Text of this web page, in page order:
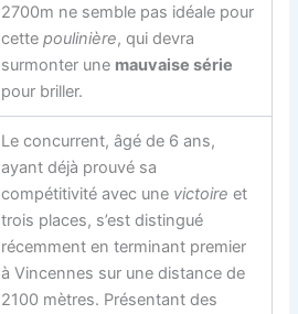
2700m ne semble pas idéale pour
cettepoulinière, qui devra
surmonter une mauvaise série
pour briller.
Le concurrent, âgé de 6 ans,
ayant déjà prouvé sa
compétitivité avec une victoire et
trois places, s’est distingué
récemment en terminant premier
à Vincennes sur une distance de
2100 mètres. Présentant des